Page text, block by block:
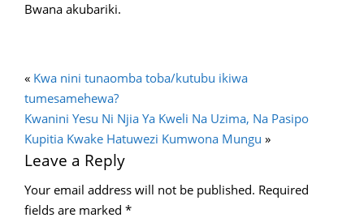
Bwana akubariki.
« Kwa nini tunaomba toba/kutubu ikiwa
tumesamehewa?
Kwanini Yesu Ni Njia Ya Kweli Na Uzima, Na Pasipo
Kupitia Kwake Hatuwezi Kumwona Mungu »
Leave a Reply
Your email address will not be published. Required
fields are marked *